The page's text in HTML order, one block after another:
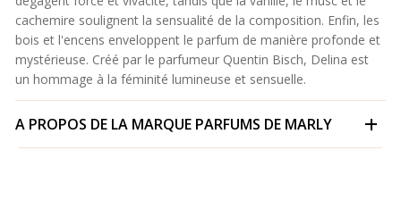
cachemire soulignent la sensualité de la composition. Enfin, les
bois et l'encens enveloppent le parfum de manière profonde et
mystérieuse. Créé par le parfumeur Quentin Bisch, Delina est
un hommage à la féminité lumineuse et sensuelle.
A PROPOS DE LA MARQUE PARFUMS DE MARLY